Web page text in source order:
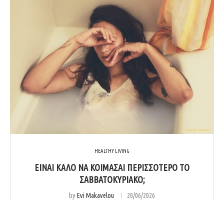
HEALTHY LIVING
ΕΊΝΑΙ ΚΑΛΌ ΝΑ ΚΟΙΜΆΣΑΙ ΠΕΡΙΣΣΌΤΕΡΟ ΤΟ
ΣΑΒΒΑΤΟΚΎΡΙΑΚΟ;
byEvi Makavelou 20/06/2026